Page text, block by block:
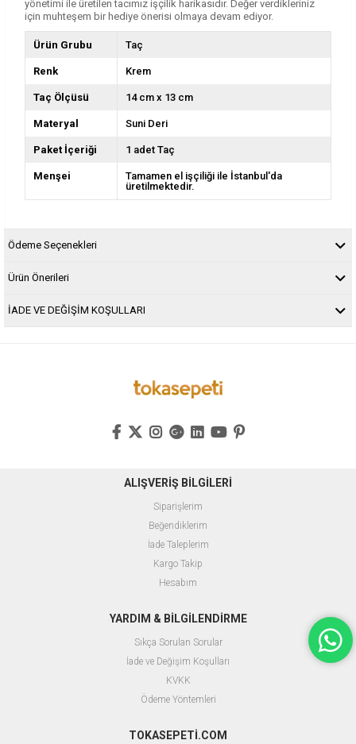
yönetimi ile üretilen tacımız işçilik harikasıdır. Değer verdikleriniz
için muhteşem bir hediye önerisi olmaya devam ediyor.
Ürün Grubu Taç
Renk Krem
Taç Ölçüsü 14 cm x 13 cm
Materyal Suni Deri
Paket İçeriği 1 adet Taç
Menşei
Tamamen el işçiliği ile İstanbul'da
üretilmektedir.
Ödeme Seçenekleri
Ürün Önerileri
İADE VE DEĞİŞİM KOŞULLARI
ALIŞVERİŞ BİLGİLERİ
Siparişlerim
Beğendiklerim
İade Taleplerim
Kargo Takip
Hesabım
YARDIM & BİLGİLENDİRME
Sıkça Sorulan Sorular
İade ve Değişim Koşulları
KVKK
Ödeme Yöntemleri
TOKASEPETİ.COM